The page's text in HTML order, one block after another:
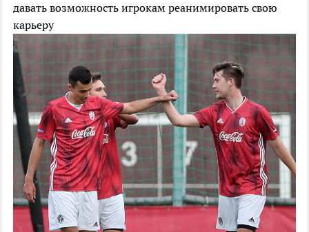
давать возможность игрокам реанимировать свою
карьеру